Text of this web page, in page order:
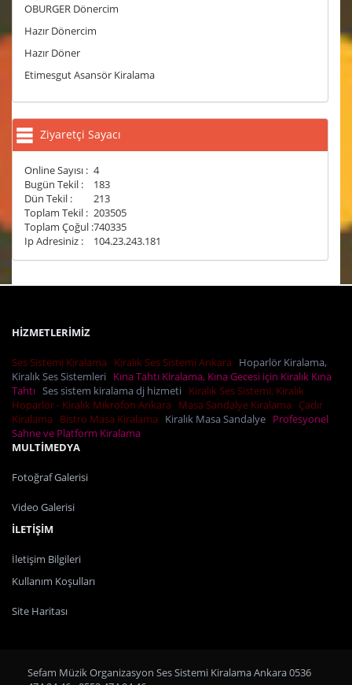
OBURGER Dönercim
Hazır Dönercim
Hazır Döner
Etimesgut Asansör Kiralama
Ziyaretçi Sayacı
Online Sayısı : 4
Bugün Tekil :
183
Dün Tekil :
213
Toplam Tekil : 203505
Toplam Çoğul :740335
Ip Adresiniz :
104.23.243.181
HİZMETLERİMİZ
Ses Sistemi Kiralama Kiralık Ses Sistemi Ankara
Hoparlör Kiralama,
Kiralık Ses Sistemleri Kına Tahtı Kiralama, Kına Gecesi için Kiralık Kına
Tahtı Ses sistem kiralama dj hizmeti Kiralık Ses Sistemi, Kiralık
Hoparlör - Kiralık Mikrofon Ankara
Masa Sandalye Kiralama
Çadır
Kiralama
Bistro Masa Kiralama Kiralık Masa Sandalye Profesyonel
Sahne ve Platform Kiralama
MULTİMEDYA
Fotoğraf Galerisi
Video Galerisi
İLETİŞİM
İletişim Bilgileri
Kullanım Koşulları
Site Haritası
Sefam Müzik Organizasyon Ses Sistemi Kiralama Ankara 0536